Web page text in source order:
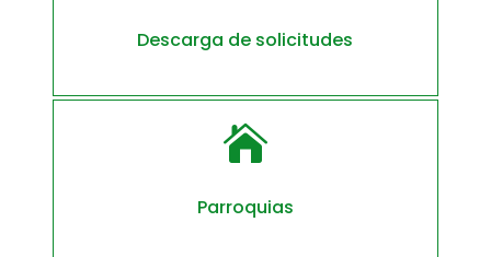
Descarga de solicitudes

Parroquias